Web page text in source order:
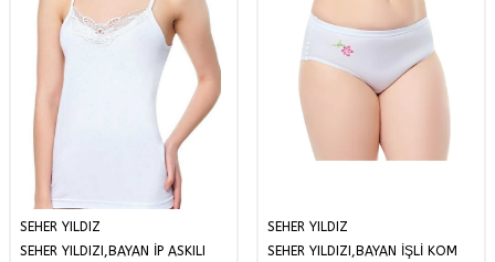
SEHER YILDIZ
SEHER YILDIZI,BAYAN İP ASKILI
SEHER YILDIZ
SEHER YILDIZI,BAYAN İŞLİ KOM